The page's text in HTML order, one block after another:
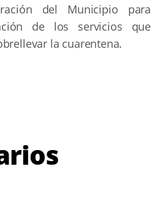
del Municipio para
de los servicios que
la cuarentena.